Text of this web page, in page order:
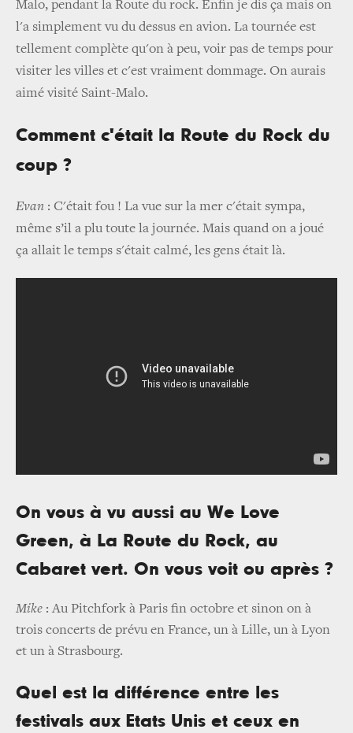
Malo, pendant la Route du rock. Enfin je dis ça mais on
l'a simplement vu du dessus en avion. La tournée est
tellement complète qu'on à peu, voir pas de temps pour
visiter les villes et c'est vraiment dommage. On aurais
aimé visité Saint-Malo.
Comment c'était la Route du Rock du
coup ?
Evan : C'était fou ! La vue sur la mer c'était sympa,
même s’il a plu toute la journée. Mais quand on a joué
ça allait le temps s'était calmé, les gens était là.
On vous à vu aussi au We Love
Green, à La Route du Rock, au
Cabaret vert. On vous voit ou après ?
Mike : Au Pitchfork à Paris fin octobre et sinon on à
trois concerts de prévu en France, un à Lille, un à Lyon
et un à Strasbourg.
Quel est la différence entre les
festivals aux Etats Unis et ceux en